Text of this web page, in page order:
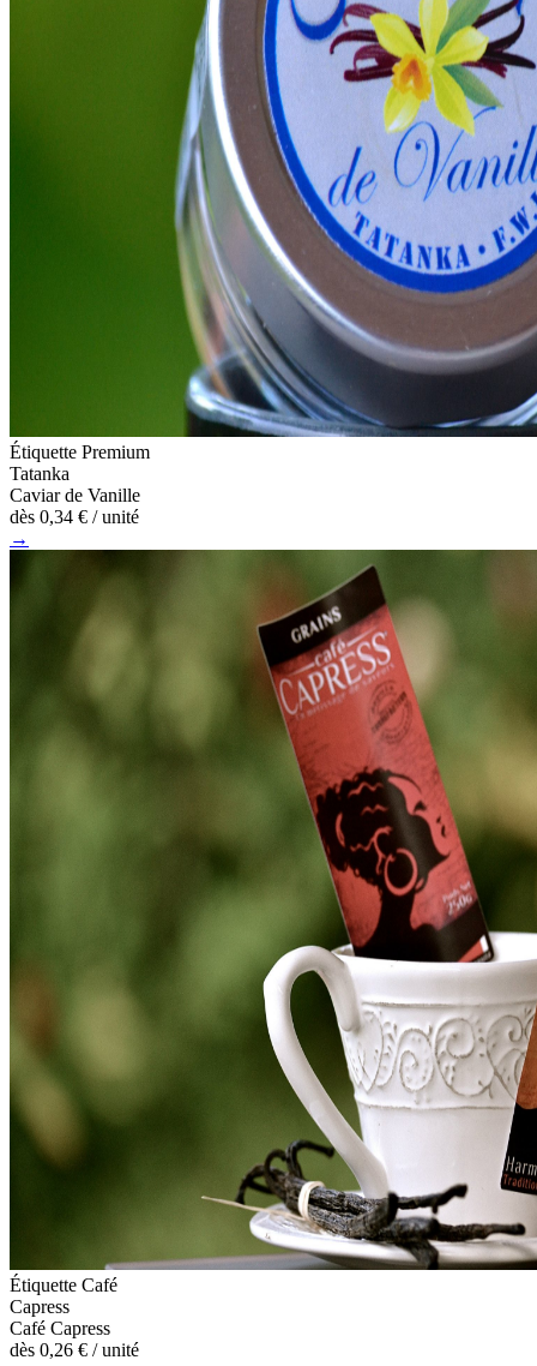
Étiquette Premium
Tatanka
Caviar de Vanille
dès 0,34 € / unité
→
Étiquette Café
Capress
Café Capress
dès 0,26 € / unité